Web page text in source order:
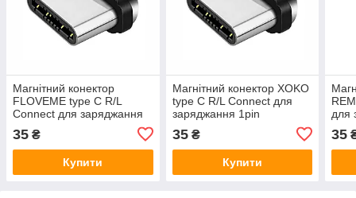
Магнітний конектор
FLOVEME type C R/L
Connect для заряджання
35 ₴
Купити
Магнітний конектор XOKO
type C R/L Connect для
заряджання 1pin
35₴
Купити
для
35